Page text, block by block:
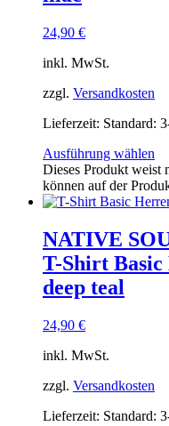
24,90 €
inkl. MwSt.
zzgl. Versandkosten
Lieferzeit: Standard:
Ausführung wählen
Dieses Produkt weist
können auf der
NATIVE
T-Shirt
deep teal
24,90 €
inkl. MwSt.
zzgl. Versandkosten
Lieferzeit: Standard: